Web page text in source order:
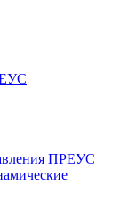
ПРЕУС